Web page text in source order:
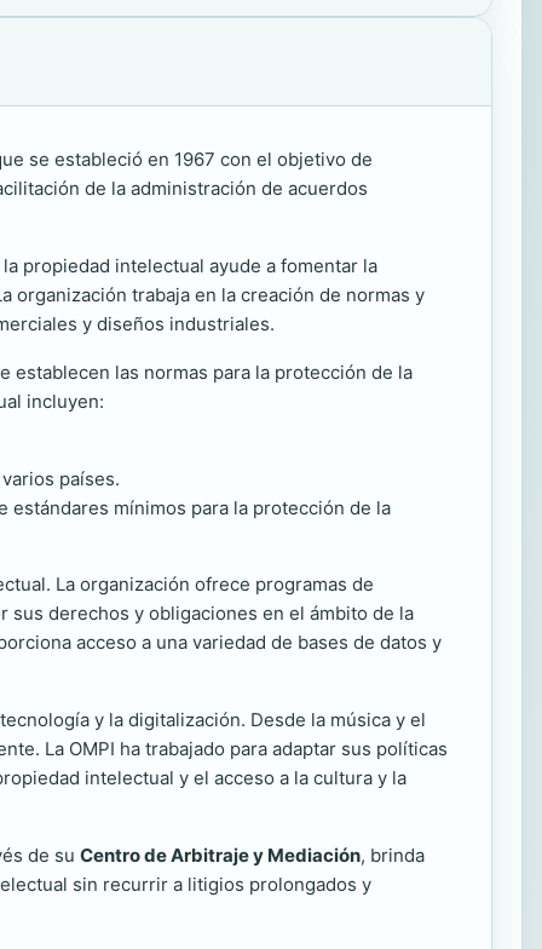
se estableció en 1967 con el objetivo de
de la administración de acuerdos
propiedad intelectual ayude a fomentar la
organización trabaja en la creación de normas y
y diseños industriales.
establecen las normas para la protección de la
incluyen:
países.
estándares mínimos para la protección de la
La organización ofrece programas de
derechos y obligaciones en el ámbito de la
acceso a una variedad de bases de datos y
y la digitalización. Desde la música y el
La OMPI ha trabajado para adaptar sus políticas
intelectual y el acceso a la cultura y la
de su Centro de Arbitraje y Mediación, brinda
sin recurrir a litigios prolongados y